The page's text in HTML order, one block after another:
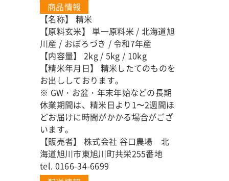
商品情報
【名称】 精米
【原料玄米】 単一原料米 / 北海道旭
川産 / おぼろづき / 令和7年産
【内容量】 2kg / 5kg / 10kg
【精米年月日】 精米したてのものを
お出ししております。
※ GW・お盆・年末年始などの長期
休業期間は、精米日より1〜2週間ほ
どお届けに時間がかかる場合がござ
います。
【販売者】 株式会社 谷口農場 北
海道旭川市東旭川町共栄255番地
tel. 0166-34-6699